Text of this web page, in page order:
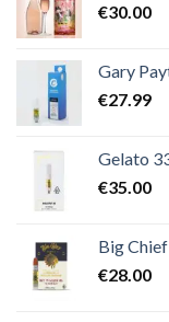
€30.00
Gary
€27.99
Gelato
€35.00
Big
€28.00